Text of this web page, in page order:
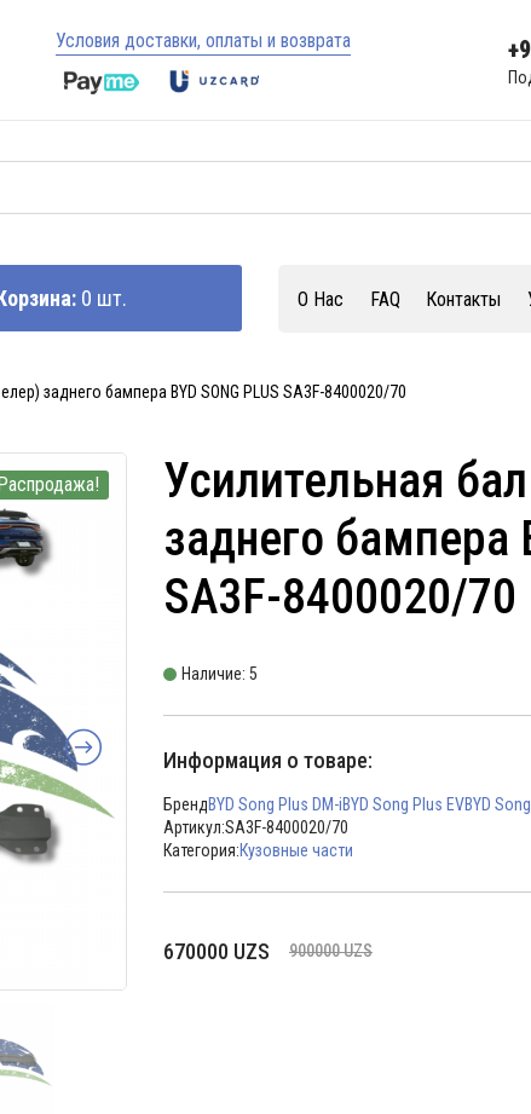
Условия доставки, оплаты и возврата
0 шт. О Нас FAQ Контакты
заднего бампера BYD SONG PLUS SA3F-8400020/70
Усилительная
заднего бампера
SA3F-8400020/70
Наличие: 5
Информация о товаре:
БрендBYD Song Plus DM-iBYD Song Plus EVBYD
Артикул:SA3F-8400020/70
Категория:Кузовные части
900000UZS
Первоначальная
670000 UZS
Текущая